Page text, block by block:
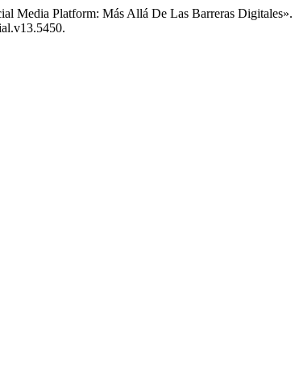
Media Platform: Más Allá De Las Barreras Digitales».